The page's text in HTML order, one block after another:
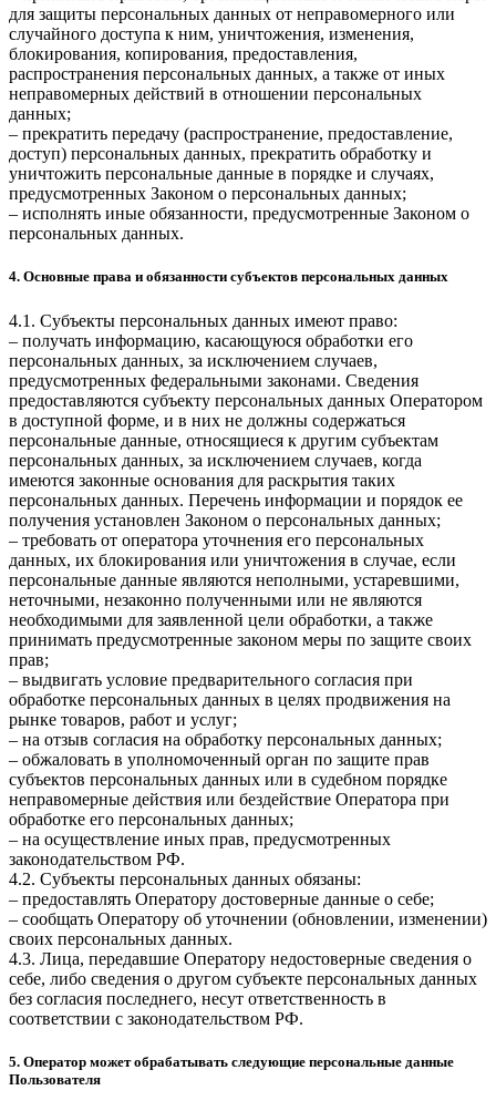
для защиты персональных данных от неправомерного или
случайного доступа к ним, уничтожения, изменения,
блокирования, копирования, предоставления,
распространения персональных данных, а также от иных
неправомерных действий в отношении персональных
данных;
– прекратить передачу (распространение, предоставление,
доступ) персональных данных, прекратить обработку и
уничтожить персональные данные в порядке и случаях,
предусмотренных Законом о персональных данных;
– исполнять иные обязанности, предусмотренные Законом о
персональных данных.
4. Основные права и обязанности субъектов персональных данных
4.1. Субъекты персональных данных имеют право:
– получать информацию, касающуюся обработки его
персональных данных, за исключением случаев,
предусмотренных федеральными законами. Сведения
предоставляются субъекту персональных данных Оператором
в доступной форме, и в них не должны содержаться
персональные данные, относящиеся к другим субъектам
персональных данных, за исключением случаев, когда
имеются законные основания для раскрытия таких
персональных данных. Перечень информации и порядок ее
получения установлен Законом о персональных данных;
– требовать от оператора уточнения его персональных
данных, их блокирования или уничтожения в случае, если
персональные данные являются неполными, устаревшими,
неточными, незаконно полученными или не являются
необходимыми для заявленной цели обработки, а также
принимать предусмотренные законом меры по защите своих
прав;
– выдвигать условие предварительного согласия при
обработке персональных данных в целях продвижения на
рынке товаров, работ и услуг;
– на отзыв согласия на обработку персональных данных;
– обжаловать в уполномоченный орган по защите прав
субъектов персональных данных или в судебном порядке
неправомерные действия или бездействие Оператора при
обработке его персональных данных;
– на осуществление иных прав, предусмотренных
законодательством РФ.
4.2. Субъекты персональных данных обязаны:
– предоставлять Оператору достоверные данные о себе;
– сообщать Оператору об уточнении (обновлении, изменении)
своих персональных данных.
4.3. Лица, передавшие Оператору недостоверные сведения о
себе, либо сведения о другом субъекте персональных данных
без согласия последнего, несут ответственность в
соответствии с законодательством РФ.
5. Оператор может обрабатывать следующие персональные данные
Пользователя